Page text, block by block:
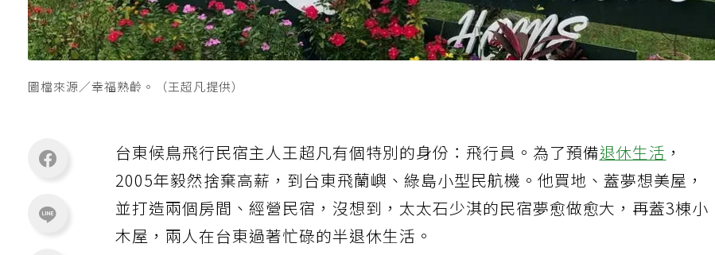
圖檔來源／幸福熟齡。（王超凡提供）
台東候鳥飛行民宿主人王超凡有個特別的身份：飛行員。為了預備退休生活 ，
2005年毅然捨棄高薪，到台東飛蘭嶼、綠島小型民航機。他買地、蓋夢想美屋，
並打造兩個房間、經營民宿，沒想到，太太石少淇的民宿夢愈做愈大，再蓋3棟小
木屋，兩人在台東過著忙碌的半退休生活。